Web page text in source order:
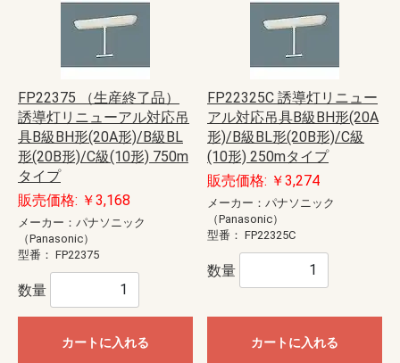
FP22375 （生産終了品）
誘導灯リニューアル対応吊
具B級BH形(20A形)/B級BL
形(20B形)/C級(10形) 750m
タイプ
販売価格: ￥3,168
メーカー：パナソニック
（Panasonic）
型番： FP22375
数量
カートに入れる
FP22325C 誘導灯リニュー
アル対応吊具B級BH形(20A
形)/B級BL形(20B形)/C級
(10形) 250mタイプ
販売価格: ￥3,274
メーカー：パナソニック
（Panasonic）
型番： FP22325C
数量
カートに入れる